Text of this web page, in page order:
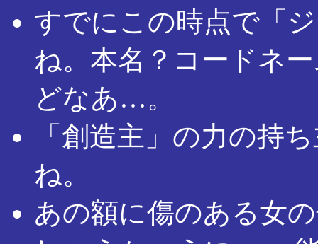
すでにこの時点で「
ね。本名？コードネ
どなあ…。
「創造主」の力の持
ね。
あの額に傷のある女